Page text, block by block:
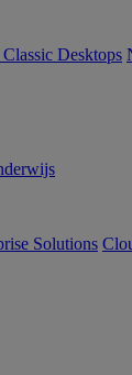
Desktops
Solutions